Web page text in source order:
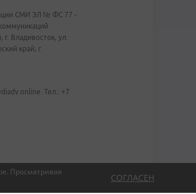
Просматривая
СОГЛАСЕН
СМИ ЭЛ № ФС 77 -
Владивосток, ул.
край, г.
Тел.: +7